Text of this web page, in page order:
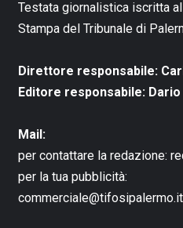
Testata giornalistica iscritta
Stampa del Tribunale di
Direttore responsabile:
Editore responsabile: Dario
Mail:
per contattare la redazione:
per la tua pubblicità:
commerciale@tifosipalermo.it